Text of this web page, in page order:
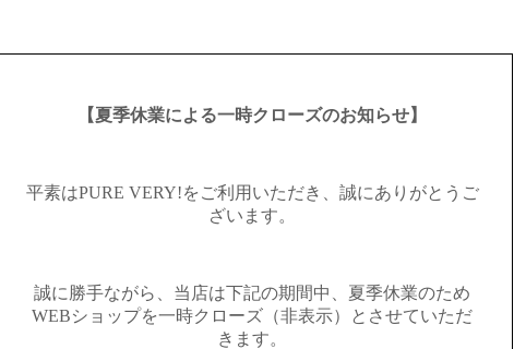
【夏季休業による一時クローズのお知らせ】
平素はPURE VERY!をご利用いただき、誠にありがとうご
ざいます。
誠に勝手ながら、当店は下記の期間中、夏季休業のため
WEBショップを一時クローズ（非表示）とさせていただ
きます。